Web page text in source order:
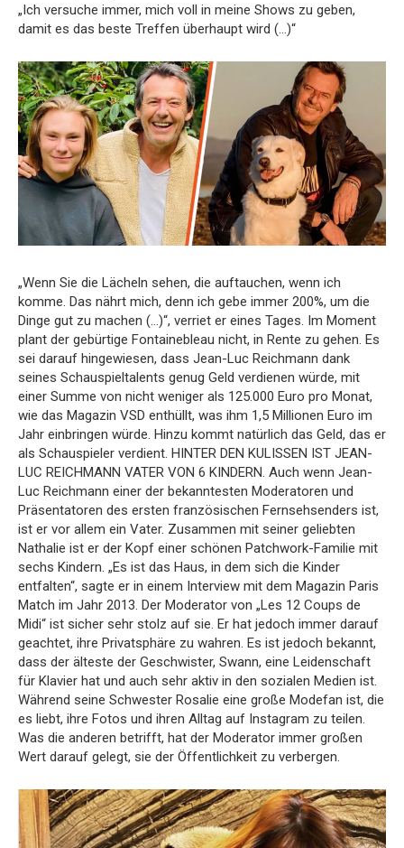
„Ich versuche immer, mich voll in meine Shows zu geben,
damit es das beste Treffen überhaupt wird (…)“
„Wenn Sie die Lächeln sehen, die auftauchen, wenn ich
komme. Das nährt mich, denn ich gebe immer 200%, um die
Dinge gut zu machen (…)“, verriet er eines Tages. Im Moment
plant der gebürtige Fontainebleau nicht, in Rente zu gehen. Es
sei darauf hingewiesen, dass Jean-Luc Reichmann dank
seines Schauspieltalents genug Geld verdienen würde, mit
einer Summe von nicht weniger als 125.000 Euro pro Monat,
wie das Magazin VSD enthüllt, was ihm 1,5 Millionen Euro im
Jahr einbringen würde. Hinzu kommt natürlich das Geld, das er
als Schauspieler verdient. HINTER DEN KULISSEN IST JEAN-
LUC REICHMANN VATER VON 6 KINDERN. Auch wenn Jean-
Luc Reichmann einer der bekanntesten Moderatoren und
Präsentatoren des ersten französischen Fernsehsenders ist,
ist er vor allem ein Vater. Zusammen mit seiner geliebten
Nathalie ist er der Kopf einer schönen Patchwork-Familie mit
sechs Kindern. „Es ist das Haus, in dem sich die Kinder
entfalten“, sagte er in einem Interview mit dem Magazin Paris
Match im Jahr 2013. Der Moderator von „Les 12 Coups de
Midi“ ist sicher sehr stolz auf sie. Er hat jedoch immer darauf
geachtet, ihre Privatsphäre zu wahren. Es ist jedoch bekannt,
dass der älteste der Geschwister, Swann, eine Leidenschaft
für Klavier hat und auch sehr aktiv in den sozialen Medien ist.
Während seine Schwester Rosalie eine große Modefan ist, die
es liebt, ihre Fotos und ihren Alltag auf Instagram zu teilen.
Was die anderen betrifft, hat der Moderator immer großen
Wert darauf gelegt, sie der Öffentlichkeit zu verbergen.